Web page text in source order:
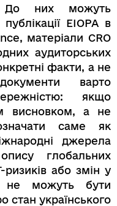
До них можуть
EIOPA в
матеріали CRO
аудиторських
факти, а не
варто
якщо
висновком, а не
саме як
джерела
глобальних
або змін у
не можуть бути
українського